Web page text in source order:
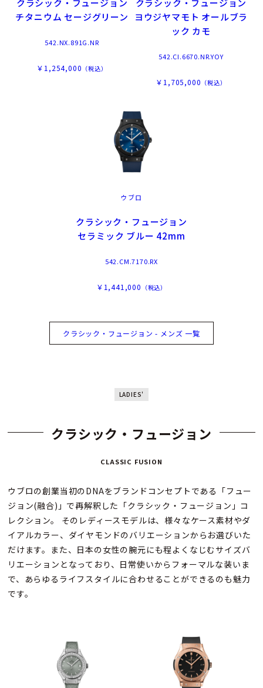
クラシック・フュージョン
チタニウム セージグリーン
542.NX.891G.NR
￥1,254,000 （税込）
クラシック・フュージョン
ヨウジヤマモト オールブラ
ック カモ
542.CI.6670.NR.YOY
￥1,705,000 （税込）
ウブロ
クラシック・フュージョン
セラミック ブルー 42mm
542.CM.7170.RX
￥1,441,000 （税込）
クラシック・フュージョン - メンズ 一覧
LADIES'
クラシック・フュージョン
CLASSIC FUSION
ウブロの創業当初のDNAをブランドコンセプトである「フュー
ジョン(融合)」で再解釈した「クラシック・フュージョン」コ
レクション。 そのレディースモデルは、様々なケース素材やダ
イアルカラー、ダイヤモンドのバリエーションからお選びいた
だけます。また、日本の女性の腕元にも程よくなじむサイズバ
リエーションとなっており、日常使いからフォーマルな装いま
で、あらゆるライフスタイルに合わせることができるのも魅力
です。